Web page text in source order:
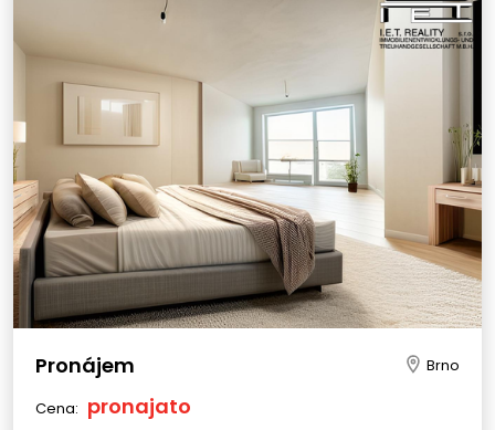
Pronájem Brno
Cena: pronajato